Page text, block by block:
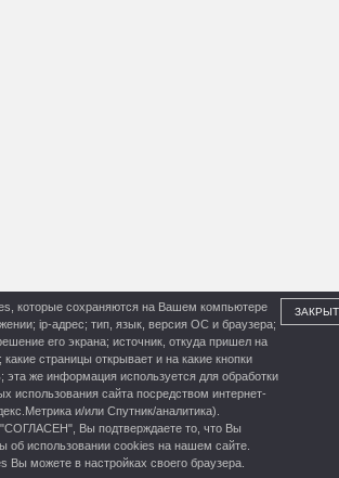
которые сохраняются на Вашем компьютере
ip-адрес; тип, язык, версия ОС и браузера;
его экрана; источник, откуда пришел на
какие страницы открывает и на какие кнопки
эта же информация используется для обработки
использования сайта посредством интернет-
и/или Спутник/аналитика).
Вы подтверждаете то, что Вы
об использовании cookies на нашем сайте.
Вы можете в настройках своего браузера.